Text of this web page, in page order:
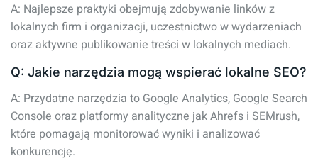
A: Najlepsze praktyki obejmują zdobywanie linków z
lokalnych firm i organizacji, uczestnictwo w wydarzeniach
oraz aktywne publikowanie treści w lokalnych mediach.
Q: Jakie narzędzia mogą wspierać lokalne SEO?
A: Przydatne narzędzia to Google Analytics, Google Search
Console oraz platformy analityczne jak Ahrefs i SEMrush,
które pomagają monitorować wyniki i analizować
konkurencję.